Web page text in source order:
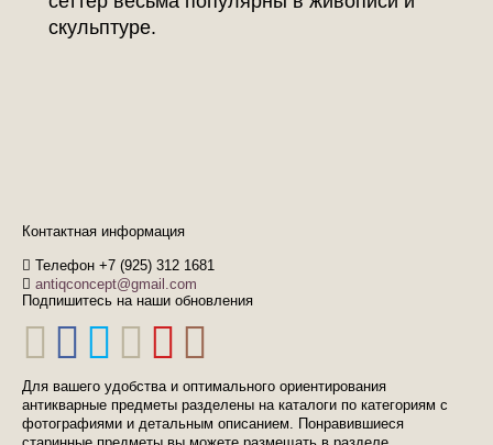
скульптуре.
Контактная информация
Телефон +7 (925) 312 1681
antiqconcept@gmail.com
Подпишитесь на наши обновления
Для вашего удобства и оптимального ориентирования
антикварные предметы разделены на каталоги по категориям с
фотографиями и детальным описанием. Понравившиеся